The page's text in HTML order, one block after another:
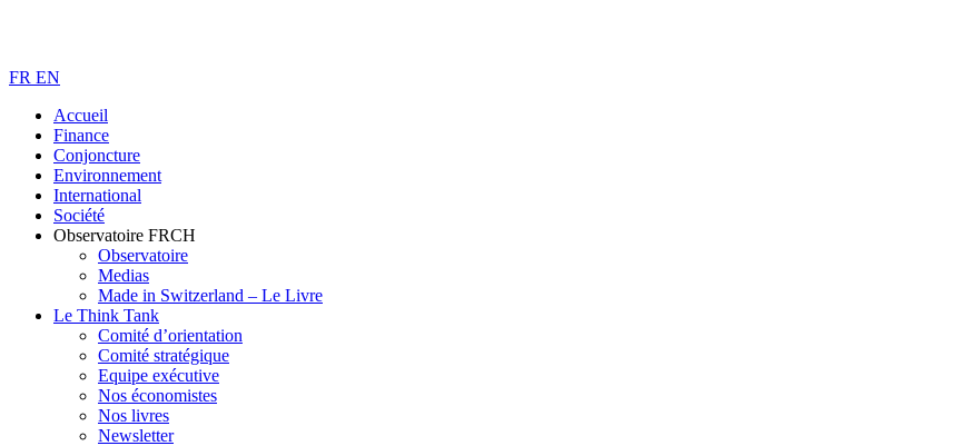
FR EN
Accueil
Finance
Conjoncture
Environnement
International
Société
Observatoire FRCH
Observatoire
Medias
Made in Switzerland – Le Livre
Le Think Tank
Comité d’orientation
Comité stratégique
Equipe exécutive
Nos économistes
Nos livres
Newsletter